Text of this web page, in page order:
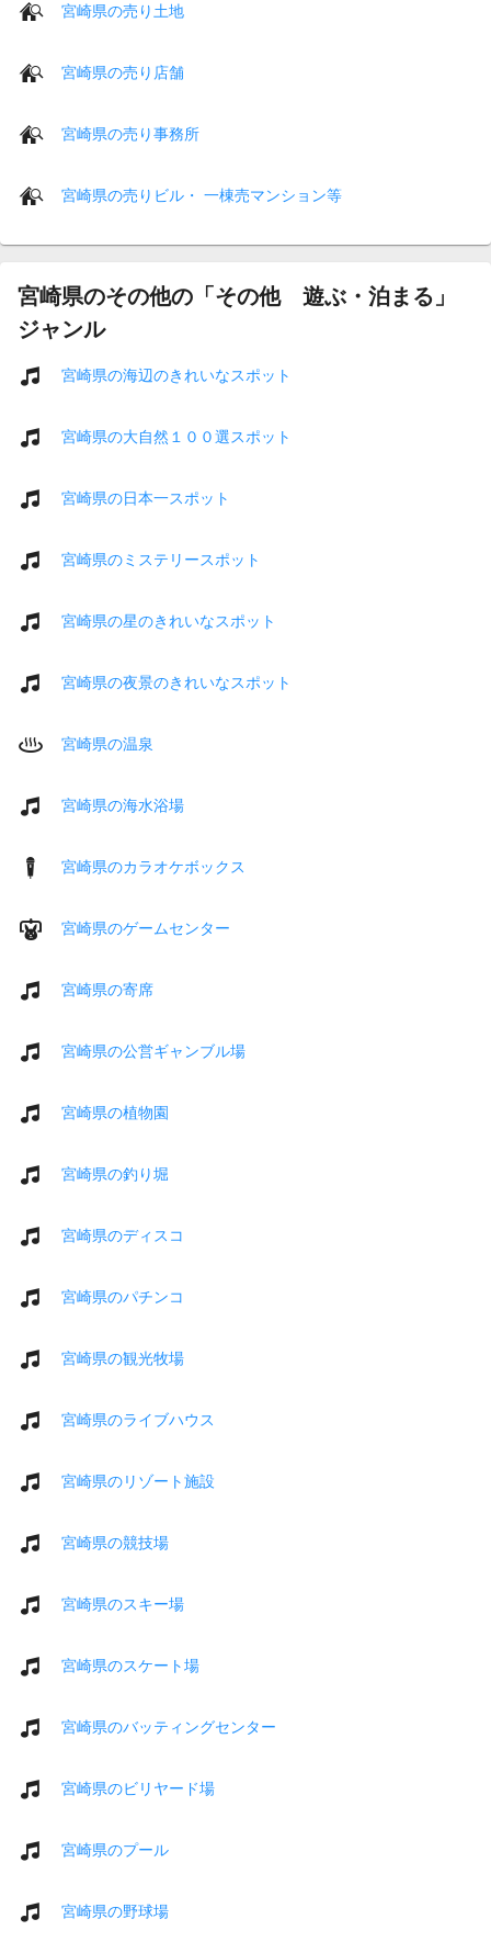
宮崎県の売り土地
宮崎県の売り店舗
宮崎県の売り事務所
宮崎県の売りビル・ 一棟売マンション等
宮崎県のその他の「その他 遊ぶ・泊まる」
ジャンル
宮崎県の海辺のきれいなスポット
宮崎県の大自然１００選スポット
宮崎県の日本一スポット
宮崎県のミステリースポット
宮崎県の星のきれいなスポット
宮崎県の夜景のきれいなスポット
宮崎県の温泉
宮崎県の海水浴場
宮崎県のカラオケボックス
宮崎県のゲームセンター
宮崎県の寄席
宮崎県の公営ギャンブル場
宮崎県の植物園
宮崎県の釣り堀
宮崎県のディスコ
宮崎県のパチンコ
宮崎県の観光牧場
宮崎県のライブハウス
宮崎県のリゾート施設
宮崎県の競技場
宮崎県のスキー場
宮崎県のスケート場
宮崎県のバッティングセンター
宮崎県のビリヤード場
宮崎県のプール
宮崎県の野球場